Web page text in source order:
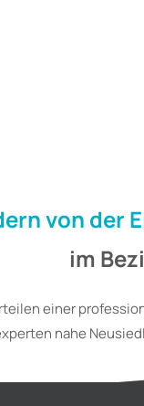
von der
im
einer
nahe